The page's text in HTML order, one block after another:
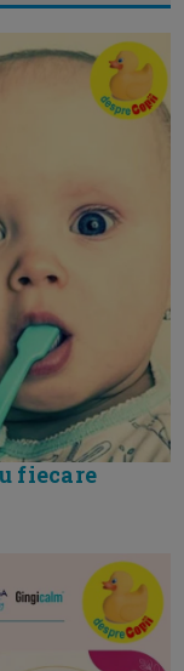
fiecare